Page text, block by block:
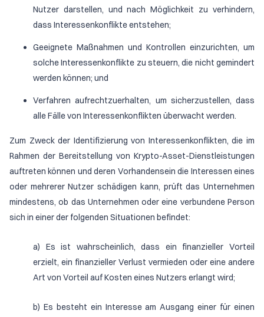
Nutzer darstellen, und nach Möglichkeit zu verhindern,
dass Interessenkonflikte entstehen;
Geeignete Maßnahmen und Kontrollen einzurichten, um
solche Interessenkonflikte zu steuern, die nicht gemindert
werden können; und
Verfahren aufrechtzuerhalten, um sicherzustellen, dass
alle Fälle von Interessenkonflikten überwacht werden.
Zum Zweck der Identifizierung von Interessenkonflikten, die im
Rahmen der Bereitstellung von Krypto-Asset-Dienstleistungen
auftreten können und deren Vorhandensein die Interessen eines
oder mehrerer Nutzer schädigen kann, prüft das Unternehmen
mindestens, ob das Unternehmen oder eine verbundene Person
sich in einer der folgenden Situationen befindet:
a) Es ist wahrscheinlich, dass ein finanzieller Vorteil
erzielt, ein finanzieller Verlust vermieden oder eine andere
Art von Vorteil auf Kosten eines Nutzers erlangt wird;
b) Es besteht ein Interesse am Ausgang einer für einen